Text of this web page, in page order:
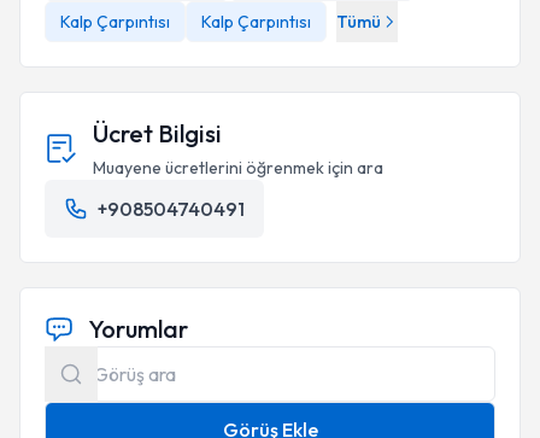
Kalp Çarpıntısı
Kalp Çarpıntısı Tümü
Ücret Bilgisi
Muayene ücretlerini öğrenmek için ara
+908504740491
Yorumlar
Görüş Ekle